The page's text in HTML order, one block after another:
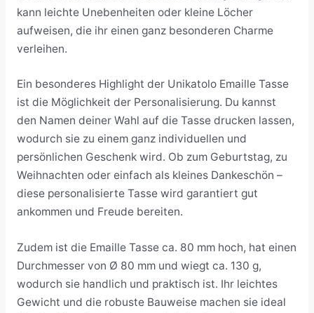
kann leichte Unebenheiten oder kleine Löcher
aufweisen, die ihr einen ganz besonderen Charme
verleihen.
Ein besonderes Highlight der Unikatolo Emaille Tasse
ist die Möglichkeit der Personalisierung. Du kannst
den Namen deiner Wahl auf die Tasse drucken lassen,
wodurch sie zu einem ganz individuellen und
persönlichen Geschenk wird. Ob zum Geburtstag, zu
Weihnachten oder einfach als kleines Dankeschön –
diese personalisierte Tasse wird garantiert gut
ankommen und Freude bereiten.
Zudem ist die Emaille Tasse ca. 80 mm hoch, hat einen
Durchmesser von Ø 80 mm und wiegt ca. 130 g,
wodurch sie handlich und praktisch ist. Ihr leichtes
Gewicht und die robuste Bauweise machen sie ideal